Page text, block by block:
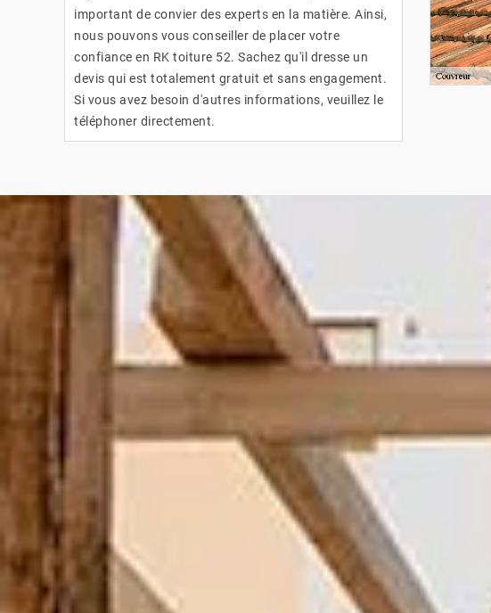
important de convier des experts en la matière. Ainsi,
nous pouvons vous conseiller de placer votre
confiance en RK toiture 52. Sachez qu'il dresse un
devis qui est totalement gratuit et sans engagement.
Si vous avez besoin d'autres informations, veuillez le
téléphoner directement.